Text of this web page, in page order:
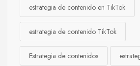
estrategia de contenido en TikTok
estrategia de contenido TikTok
Estrategia de contenidos